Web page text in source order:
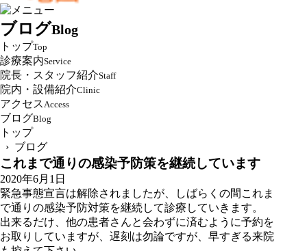
ブログBlog
トップTop
診療案内Service
院長・スタッフ紹介Staff
院内・設備紹介Clinic
アクセスAccess
ブログBlog
トップ
› ブログ
これまで通りの感染予防策を継続しています
2020年6月1日
緊急事態宣言は解除されましたが、しばらくの間これま
で通りの感染予防対策を継続して診療していきます。
出来るだけ、他の患者さんと会わずに済むように予約を
お取りしていますが、遅刻は勿論ですが、早すぎる来院